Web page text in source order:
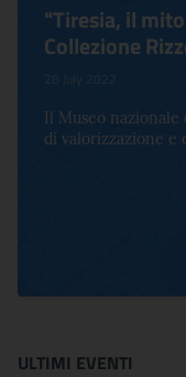
"Tiresia, il
Collezione
28 July 2022
Il Museo
di valorizzazione e
ULTIMI EVENTI